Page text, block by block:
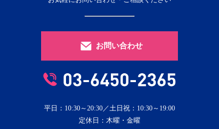
お問い合わせ
平日：10:30～20:30／土日祝：10:30～19:00
定休日：木曜・金曜